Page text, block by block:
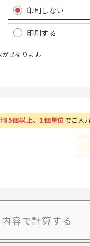
印刷しない
印刷する
異なります。
85個以上、 1個単位でご入
容で計算する